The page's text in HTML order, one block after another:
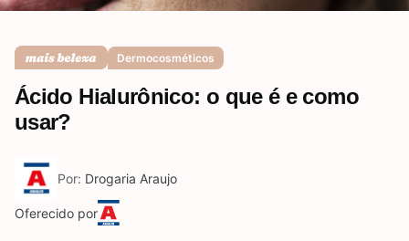
Dermocosméticos
Ácido Hialurônico: o que é e como
usar?
Por: Drogaria Araujo
Oferecido por